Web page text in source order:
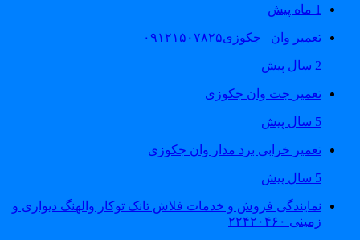
1 ماه پیش
تعمیر وان _جکوزی۰۹۱۲۱۵۰۷۸۲۵
تعمیر جت وان جکوزی
تعمیر خرابی برد مدار وان جکوزی
نمایندگی فروش و خدمات فلاش تانک توکار والهنگ دیواری و
زمینی ۲۲۴۲۰۴۶۰